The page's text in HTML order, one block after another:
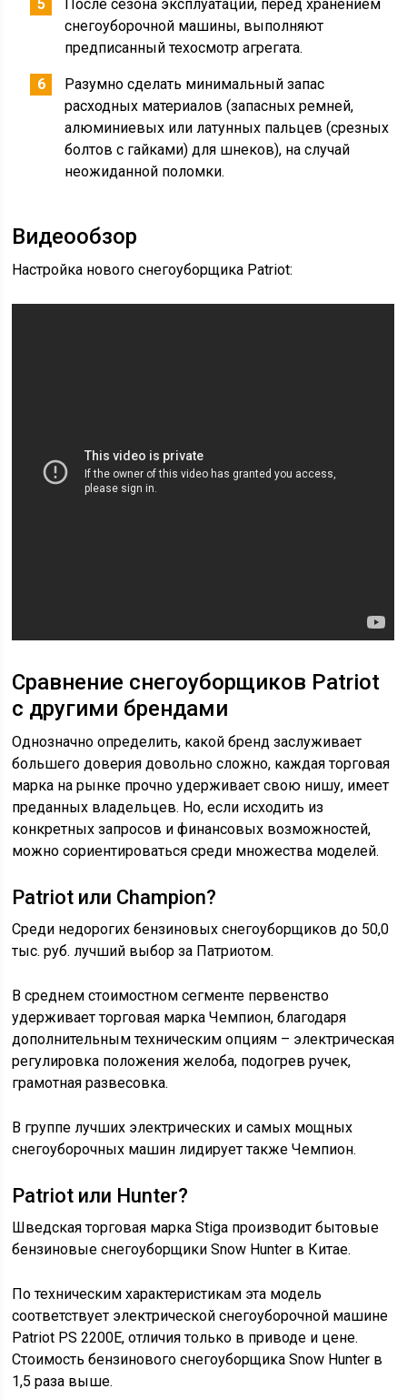
После сезона эксплуатации, перед хранением
снегоуборочной машины, выполняют
предписанный техосмотр агрегата.
Разумно сделать минимальный запас
расходных материалов (запасных ремней,
алюминиевых или латунных пальцев (срезных
болтов с гайками) для шнеков), на случай
неожиданной поломки.
Видеообзор
Настройка нового снегоуборщика Patriot:
Сравнение снегоуборщиков Patriot
с другими брендами
Однозначно определить, какой бренд заслуживает
большего доверия довольно сложно, каждая торговая
марка на рынке прочно удерживает свою нишу, имеет
преданных владельцев. Но, если исходить из
конкретных запросов и финансовых возможностей,
можно сориентироваться среди множества моделей.
Patriot или Champion?
Среди недорогих бензиновых снегоуборщиков до 50,0
тыс. руб. лучший выбор за Патриотом.
В среднем стоимостном сегменте первенство
удерживает торговая марка Чемпион, благодаря
дополнительным техническим опциям – электрическая
регулировка положения желоба, подогрев ручек,
грамотная развесовка.
В группе лучших электрических и самых мощных
снегоуборочных машин лидирует также Чемпион.
Patriot или Hunter?
Шведская торговая марка Stiga производит бытовые
бензиновые снегоуборщики Snow Hunter в Китае.
По техническим характеристикам эта модель
соответствует электрической снегоуборочной машине
Patriot PS 2200Е, отличия только в приводе и цене.
Стоимость бензинового снегоуборщика Snow Hunter в
1,5 раза выше.